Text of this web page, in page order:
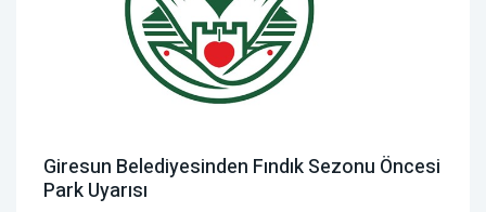
Giresun Belediyesinden Fındık Sezonu Öncesi
Park Uyarısı